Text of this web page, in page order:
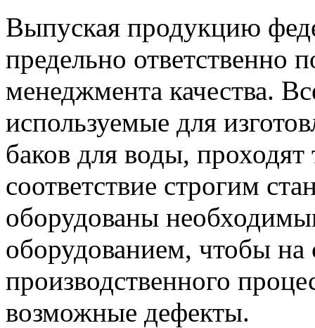
Выпуская продукцию
предельно ответственно
менеджмента качества.
используемые для
баков для воды,
соответствие строгим
оборудованы
оборудованием, чтобы
производственного
возможные дефекты.